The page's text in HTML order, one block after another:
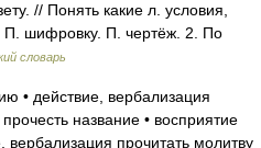
// Понять какие л. условия,
П. шифровку. П. чертёж. 2. По
словарь
• действие, вербализация
название • восприятие
вербализация прочитать молитву